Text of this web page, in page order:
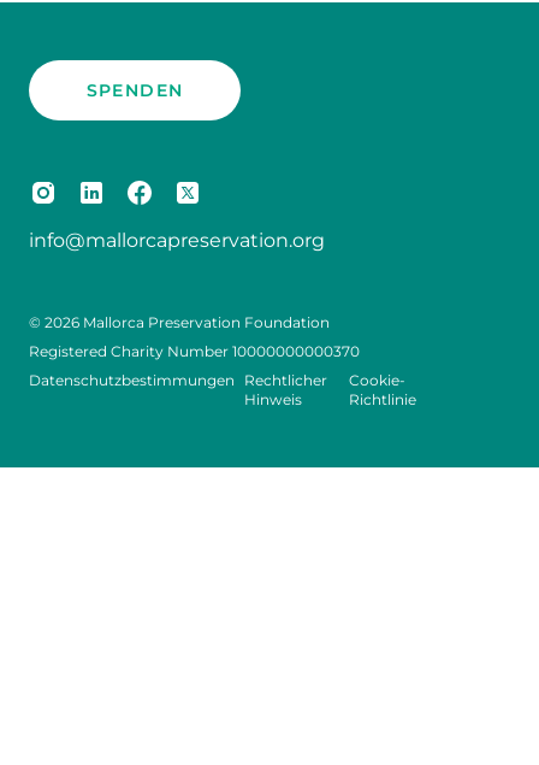
SPENDEN
info@mallorcapreservation.org
© 2026 Mallorca Preservation Foundation
Registered Charity Number 10000000000370
Datenschutzbestimmungen
Rechtlicher
Hinweis
Cookie-
Richtlinie